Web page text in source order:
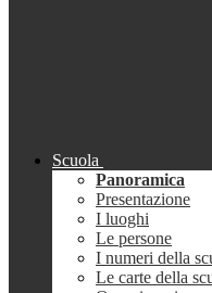
Scuola
Panoramica
Presentazione
I luoghi
Le persone
I numeri della
Le carte della